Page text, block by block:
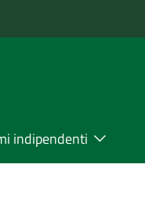
indipendenti